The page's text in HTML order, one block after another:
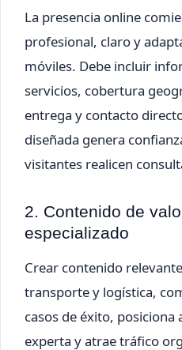
La presencia online
profesional, claro y
móviles. Debe incluir
servicios, cobertura
entrega y contacto
diseñada genera
visitantes realicen
2. Contenido de
especializado
Crear contenido
transporte y logística,
casos de éxito, posiciona
experta y atrae tráfico